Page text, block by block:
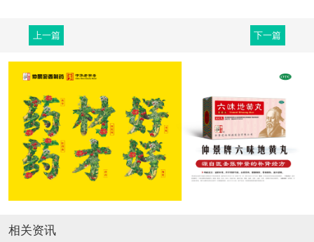
上一篇 下一篇
相关资讯